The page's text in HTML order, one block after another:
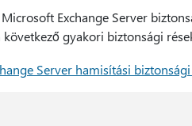
Exchange Server
gyakori biztonsági
Server hamisítási